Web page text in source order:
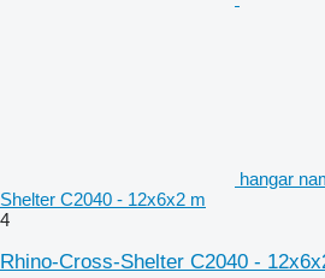
hangar
Shelter C2040 - 12x6x2 m
4
Rhino-Cross-Shelter C2040 -